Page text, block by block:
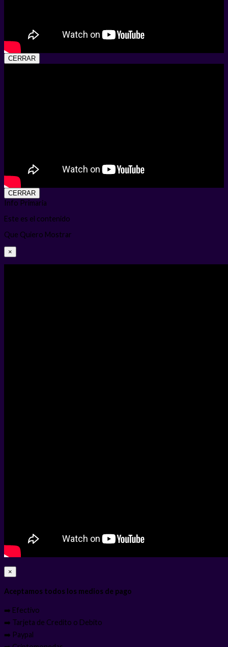
CERRAR
CERRAR
Info Primaria
Este es el contenido
Que Quiero Mostrar
×
×
Aceptamos todos los medios de pago
➡️ Efectivo
➡️ Tarjeta de Credito o Debito
➡️ Paypal